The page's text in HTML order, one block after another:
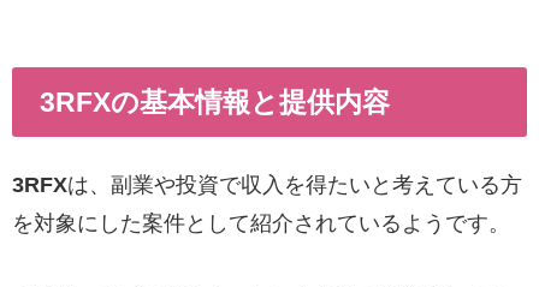
3RFXの基本情報と提供内容
3RFXは、副業や投資で収入を得たいと考えている方
を対象にした案件として紹介されているようです。